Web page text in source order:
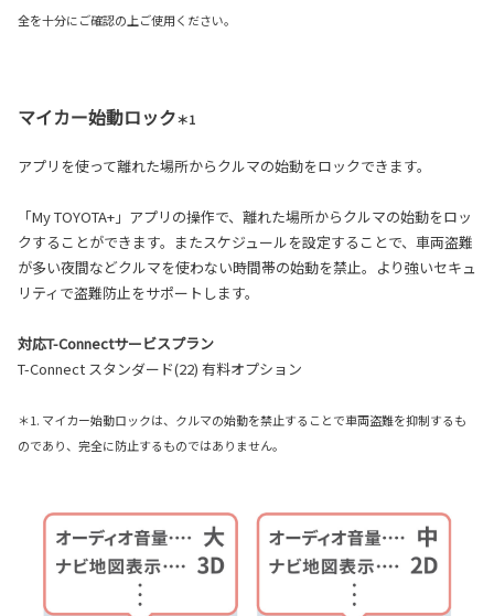
全を十分にご確認の上ご使用ください。
マイカー始動ロック＊1
アプリを使って離れた場所からクルマの始動をロックできます。
「My TOYOTA+」アプリの操作で、離れた場所からクルマの始動をロッ
クすることができます。またスケジュールを設定することで、車両盗難
が多い夜間などクルマを使わない時間帯の始動を禁止。より強いセキュ
リティで盗難防止をサポートします。
対応T-Connectサービスプラン
T-Connect スタンダード(22) 有料オプション
＊1. マイカー始動ロックは、クルマの始動を禁止することで車両盗難を抑制するも
のであり、完全に防止するものではありません。